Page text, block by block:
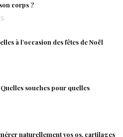
corps ?
à l’occasion des fêtes de Noël
souches pour quelles
naturellement vos os, cartilages